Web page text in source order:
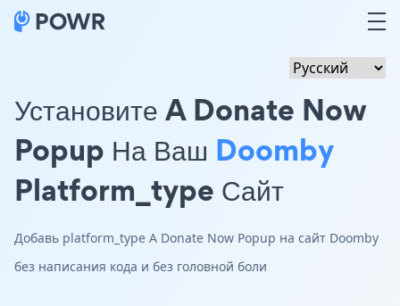
Установите A Donate Now
Popup На Ваш Doomby
Platform_type Сайт
Добавь platform_type A Donate Now Popup на сайт Doomby
без написания кода и без головной боли